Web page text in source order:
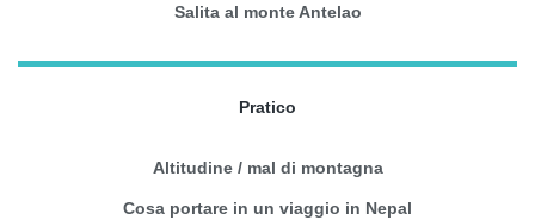
Salita al monte Antelao
Pratico
Altitudine / mal di montagna
Cosa portare in un viaggio in Nepal